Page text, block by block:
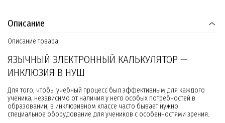
Описание
Описание товара:
ЯЗЫЧНЫЙ ЭЛЕКТРОННЫЙ КАЛЬКУЛЯТОР —
ИНКЛЮЗИЯ В НУШ
Для того, чтобы учебный процесс был эффективным для каждого
ученика, независимо от наличия у него особых потребностей в
образовании, в инклюзивном классе часто бывает нужно
специальное оборудование для учеников с особенностями зрения.